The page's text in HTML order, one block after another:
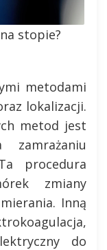
stopie?
metodami
lokalizacji.
metod jest
procedura
zmiany
Inną
do